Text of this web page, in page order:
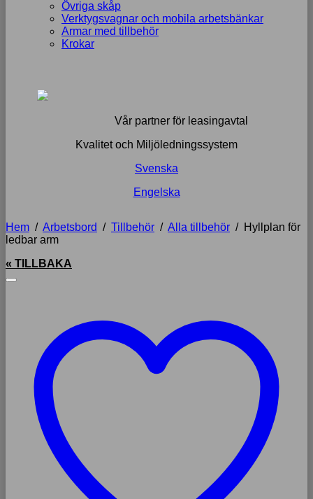
Övriga skåp
Verktygsvagnar och mobila arbetsbänkar
Armar med tillbehör
Krokar
Vår partner för leasingavtal
Kvalitet och Miljöledningssystem
Svenska
Engelska
Hem / Arbetsbord / Tillbehör / Alla tillbehör / Hyllplan för
ledbar arm
« TILLBAKA